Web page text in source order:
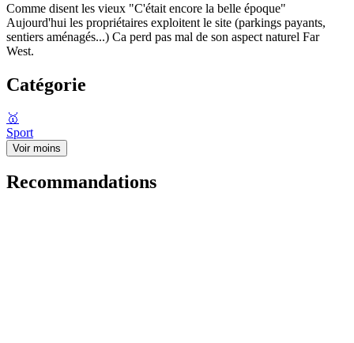
Comme disent les vieux "C'était encore la belle époque"
Aujourd'hui les propriétaires exploitent le site (parkings payants,
sentiers aménagés...) Ca perd pas mal de son aspect naturel Far
West.
Catégorie
🥇
Sport
Voir moins
Recommandations